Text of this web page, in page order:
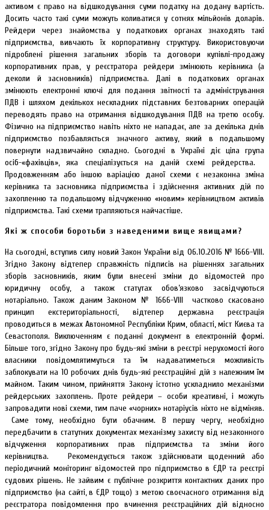
активом є право на відшкодування суми податку на додану вартість.
Досить часто такі суми можуть коливатися у сотнях мільйонів доларів.
Рейдери через знайомства у податкових органах знаходять такі
підприємства, вивчають їх корпоративну структуру. Використовуючи
підроблені рішення загальних зборів та договори купівлі-продажу
корпоративних прав, у реєстратора рейдери змінюють керівника (а
деколи й засновників) підприємства. Далі в податкових органах
змінюють електронні ключі для подання звітності та адміністрування
ПДВ і шляхом декількох нескладних підставних безтоварних операцій
переводять право на отримання відшкодування ПДВ на третю особу.
Фізично на підприємство навіть ніхто не нападає, але за декілька днів
підприємство позбавляється значного активу, який в подальшому
повернути надзвичайно складно. Сьогодні в Україні діє ціла група
осіб-«фахівців», яка спеціалізується на даній схемі рейдерства.
Продовженням або іншою варіацією даної схеми є незаконна зміна
керівника та засновника підприємства і здійснення активних дій по
захопленню та подальшому відчуженню «новим» керівництвом активів
підприємства. Такі схеми трапляються найчастіше.
Які ж способи боротьби з наведеними вище явищами?
На сьогодні, вступив силу новий Закон України від 06.10.2016 № 1666-VIII.
Згідно Закону відтепер справжність підписів на рішеннях загальних
зборів засновників, яким були внесені зміни до відомостей про
юридичну особу, а також статутах обов’язково засвідчуються
нотаріально. Також даним Законом № 1666-VIII частково скасовано
принцип екстериторіальності, відтепер державна реєстрація
проводиться в межах Автономної Республіки Крим, області, міст Києва та
Севастополя. Виключенням є поданні документ в електронній формі.
Більше того, згідно Закону про будь-які зміни в реєстрі нерухомості його
власники повідомлятимуться та їм надаватиметься можливість
заблокувати на 10 робочих днів будь-які реєстраційні дій з належним їм
майном. Таким чином, прийняття Закону істотно ускладнило механізми
рейдерських захоплень. Проте рейдери – особи креативні, і можуть
запровадити нові схеми, тим паче «чорних» нотаріусів ніхто не відміняв.
Саме тому, необхідно бути обачним. В першу чергу, необхідно
передбачити в статутних документах механізму захисту від незаконного
відчуження корпоративних прав підприємства та зміни його
керівництва. Рекомендується також здійснювати щоденний або
періодичний моніторинг відомостей про підприємство в ЄДР та реєстрі
судових рішень. Не зайвим є публічне розкриття контактних даних про
підприємство (на сайті, в ЄДР тощо) з метою своєчасного отримання від
реєстратора повідомлення про вчинення реєстраційних дій відносно